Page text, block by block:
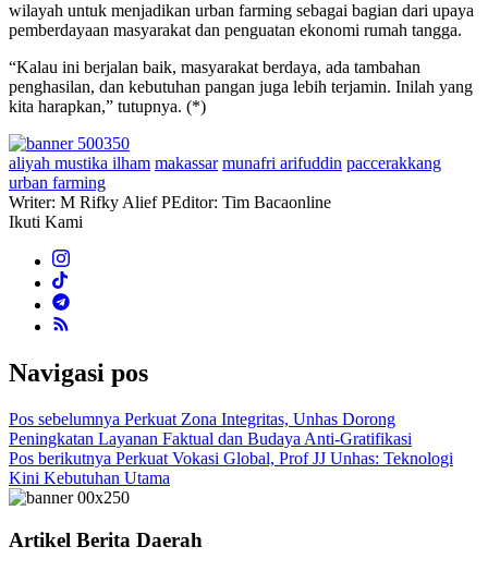
wilayah untuk menjadikan urban farming sebagai bagian dari upaya
pemberdayaan masyarakat dan penguatan ekonomi rumah tangga.
“Kalau ini berjalan baik, masyarakat berdaya, ada tambahan
penghasilan, dan kebutuhan pangan juga lebih terjamin. Inilah yang
kita harapkan,” tutupnya. (*)
aliyah mustika ilham makassar munafri arifuddin paccerakkang
urban farming
Writer: M Rifky Alief PEditor: Tim Bacaonline
Ikuti Kami
Navigasi pos
Pos sebelumnya Perkuat Zona Integritas, Unhas Dorong
Peningkatan Layanan Faktual dan Budaya Anti-Gratifikasi
Pos berikutnya Perkuat Vokasi Global, Prof JJ Unhas: Teknologi
Kini Kebutuhan Utama
Artikel Berita Daerah